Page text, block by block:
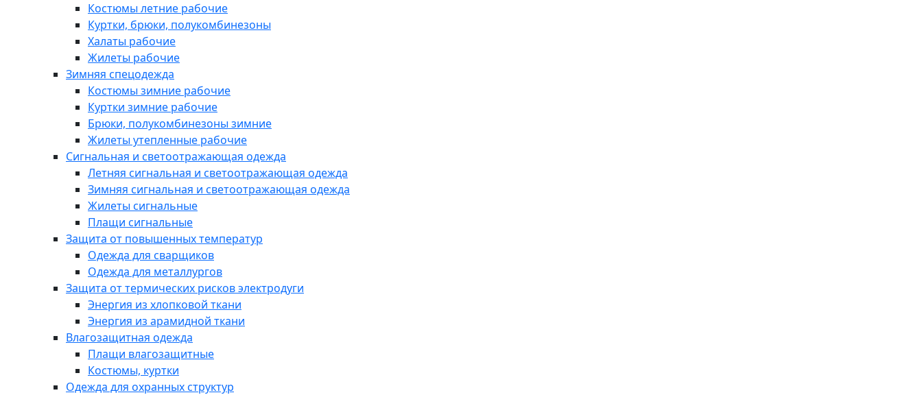
Костюмы летние рабочие
Куртки, брюки, полукомбинезоны
Халаты рабочие
Жилеты рабочие
Зимняя спецодежда
Костюмы зимние рабочие
Куртки зимние рабочие
Брюки, полукомбинезоны зимние
Жилеты утепленные рабочие
Сигнальная и светоотражающая одежда
Летняя сигнальная и светоотражающая одежда
Зимняя сигнальная и светоотражающая одежда
Жилеты сигнальные
Плащи сигнальные
Защита от повышенных температур
Одежда для сварщиков
Одежда для металлургов
Защита от термических рисков электродуги
Энергия из хлопковой ткани
Энергия из арамидной ткани
Влагозащитная одежда
Плащи влагозащитные
Костюмы, куртки
Одежда для охранных структур